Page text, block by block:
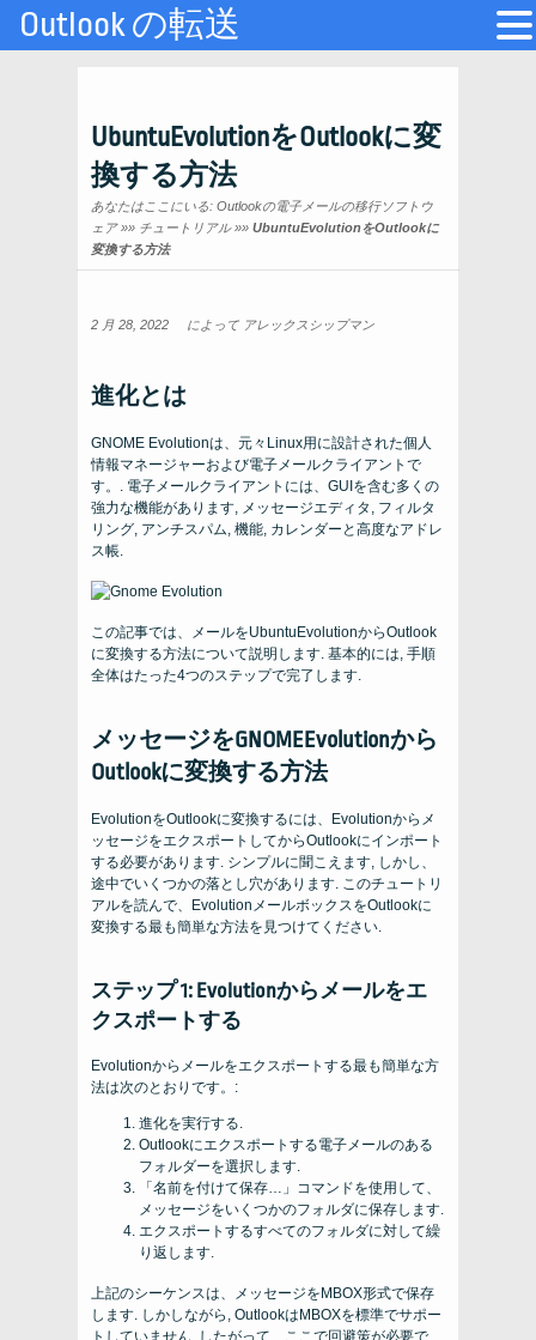
UbuntuEvolutionをOutlookに変
換する方法
あなたはここにいる: Outlookの電子メールの移行ソフトウ
ェア»» チュートリアル»» UbuntuEvolutionをOutlookに
変換する方法
2 月 28, 2022 によって アレックスシップマン
進化とは
GNOME Evolutionは、元々Linux用に設計された個人
情報マネージャーおよび電子メールクライアントで
す。. 電子メールクライアントには、GUIを含む多くの
強力な機能があります, メッセージエディタ, フィルタ
リング, アンチスパム, 機能, カレンダーと高度なアドレ
ス帳.
この記事では、メールをUbuntuEvolutionからOutlook
に変換する方法について説明します. 基本的には, 手順
全体はたった4つのステップで完了します.
メッセージをGNOMEEvolutionから
Outlookに変換する方法
EvolutionをOutlookに変換するには、Evolutionからメ
ッセージをエクスポートしてからOutlookにインポート
する必要があります. シンプルに聞こえます, しかし、
途中でいくつかの落とし穴があります. このチュートリ
アルを読んで、EvolutionメールボックスをOutlookに
変換する最も簡単な方法を見つけてください.
ステップ 1: Evolutionからメールをエ
クスポートする
Evolutionからメールをエクスポートする最も簡単な方
法は次のとおりです。:
進化を実行する.
Outlookにエクスポートする電子メールのある
フォルダーを選択します.
「名前を付けて保存…」コマンドを使用して、
メッセージをいくつかのフォルダに保存します.
エクスポートするすべてのフォルダに対して繰
り返します.
上記のシーケンスは、メッセージをMBOX形式で保存
します. しかしながら, OutlookはMBOXを標準でサポー
トしていません, したがって、ここで回避策が必要で
Outlook の転送